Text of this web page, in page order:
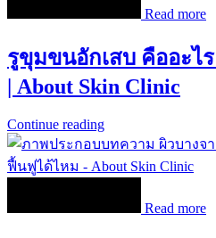
Read more
รูขุมขนอักเสบ คืออะไ
| About Skin Clinic
Continue reading
Read more